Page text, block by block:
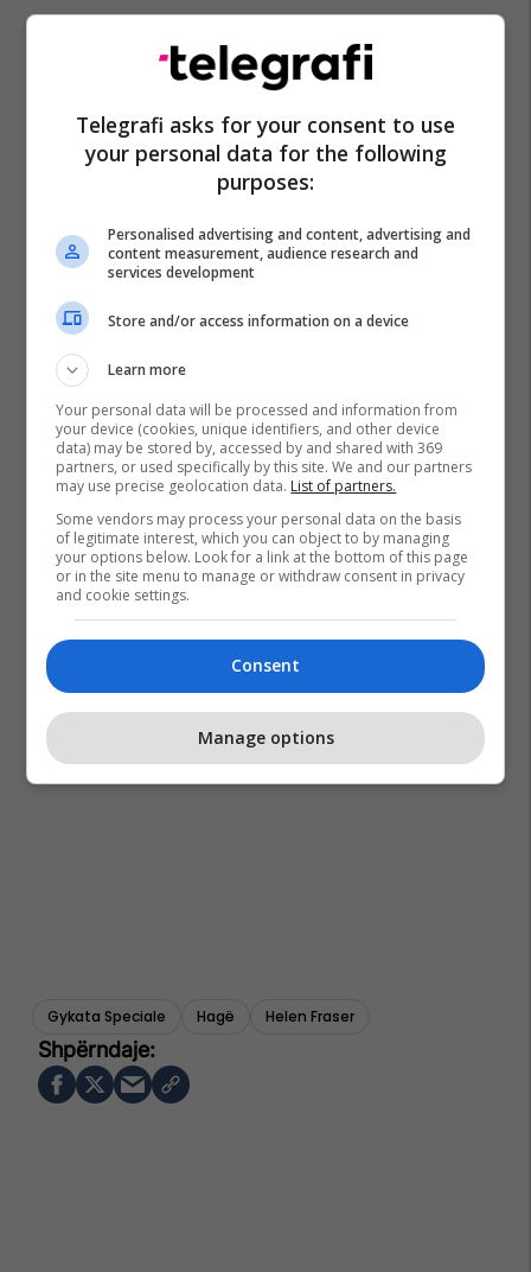
Gykata Speciale Hagë Helen Fraser
Telegrafi asks for your consent to use
your personal data for the following
purposes:
Personalised advertising and content, advertising and
content measurement, audience research and
services development
Store and/or access information on a device
Learn more
Your personal data will be processed and information from
your device (cookies, unique identifiers, and other device
data) may be stored by, accessed by and shared with 369
partners, or used specifically by this site. We and our partners
may use precise geolocation data. List of partners.
Some vendors may process your personal data on the basis
of legitimate interest, which you can object to by managing
your options below. Look for a link at the bottom of this page
or in the site menu to manage or withdraw consent in privacy
and cookie settings.
Consent
Manage options